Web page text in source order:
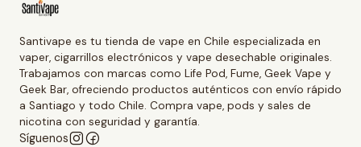
Santivape es tu tienda de vape en Chile especializada en
vaper, cigarrillos electrónicos y vape desechable originales.
Trabajamos con marcas como Life Pod, Fume, Geek Vape y
Geek Bar, ofreciendo productos auténticos con envío rápido
a Santiago y todo Chile. Compra vape, pods y sales de
nicotina con seguridad y garantía.
Síguenos